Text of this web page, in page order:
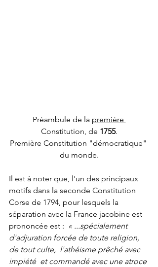
Préambule de la première
Constitution, de 1755.
Première Constitution "démocratique"
du monde.
Il est à noter que, l'un des principaux
motifs dans la seconde Constitution
Corse de 1794, pour lesquels la
séparation avec la France jacobine est
prononcée est : « ...spécialement
d'adjuration forcée de toute religion,
de tout culte,  l'athéisme prêché avec
impiété  et commandé avec une atroce